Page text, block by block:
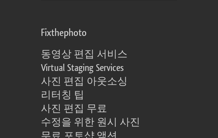
Fixthephoto
동영상 편집 서비스
Virtual Staging Services
사진 편집 아웃소싱
리터칭 팁
사진 편집 무료
수정을 위한 원시 사진
무료 포토샵 액션